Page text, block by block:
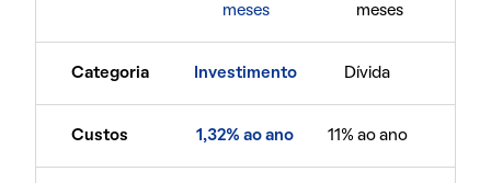
meses
meses
Categoria Investimento Dívida
Custos 1,32% ao ano 11% ao ano